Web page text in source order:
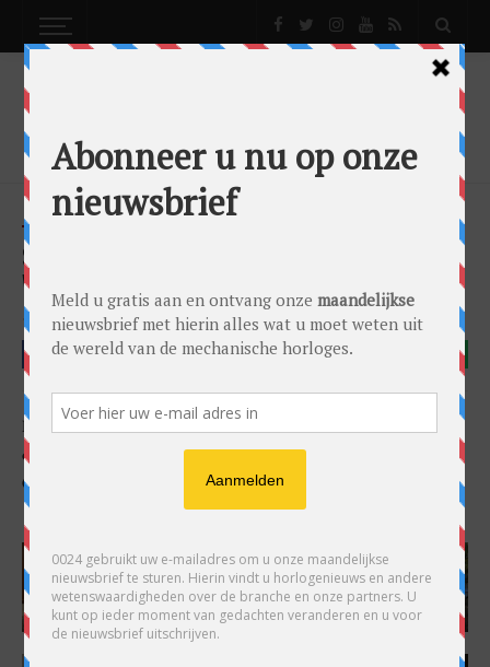
SCHAAP -/- CITROEN OPENED THE VINTAGE
WATCHES BOUTIQUE IN AMSTERDAM!
News by 0024 Editorial Team on 23/11/2018 Schaap En Citroen
FACEBOOK
Last week, November 6th, Schaap -/- Citroen jewelers
opened the ‘ Vintage Watches ‘ boutique in the luxury 5-star
Conservatorium hotel in Amsterdam.